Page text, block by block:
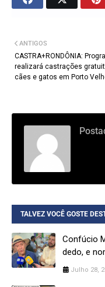
ANTIGOS
CASTRA+RONDÔNIA:
realizará castrações
cães e gatos em Porto
TALVEZ VOCÊ GOSTE
Confúcio
dedo, e
Julho 28,